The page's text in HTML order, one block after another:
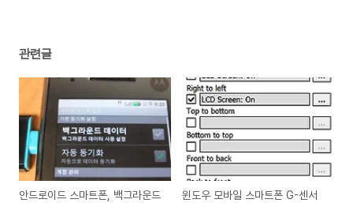
관련글
안드로이드 스마트폰, 백그라운드
윈도우 모바일 스마트폰 G-센서